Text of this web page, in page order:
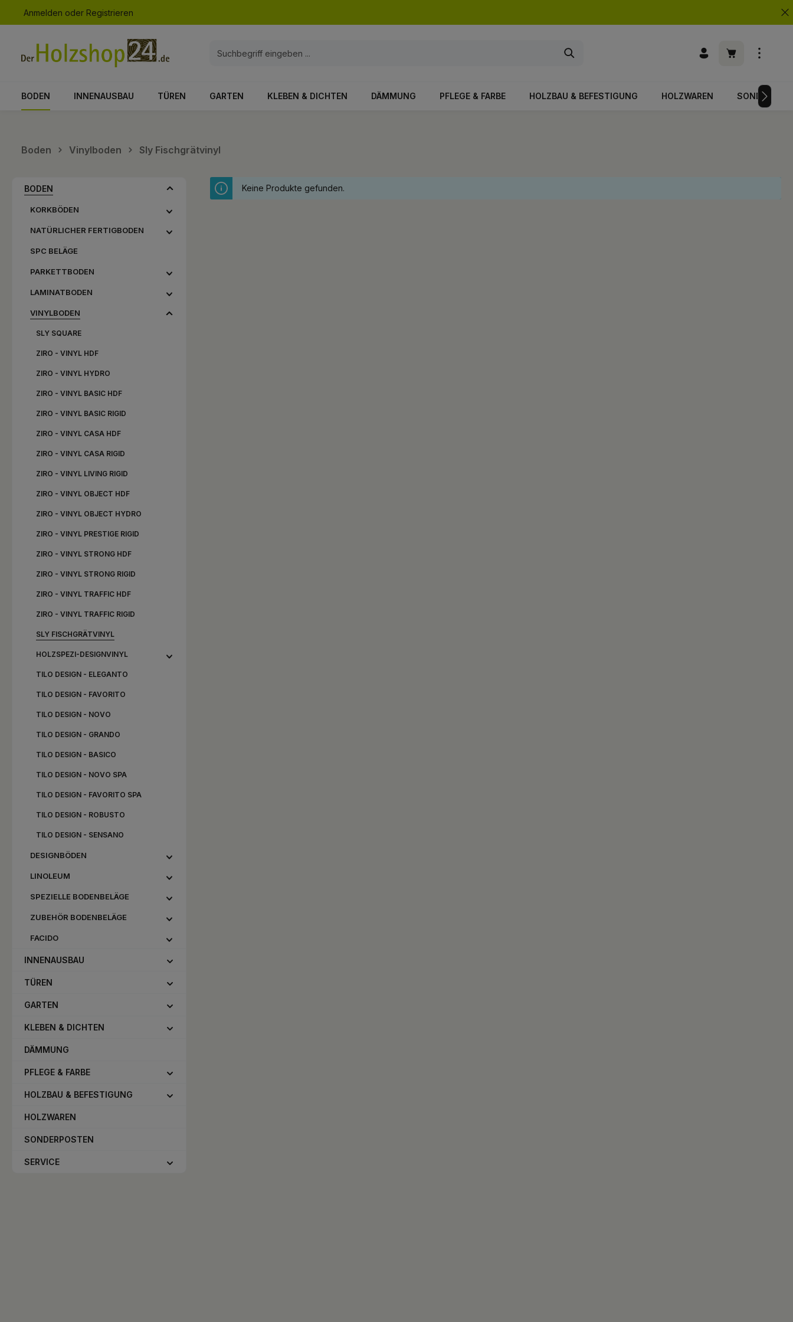
Zur Hauptnavigation springen
Anmelden oder Registrieren
Warenkorb
BODEN INNENAUSBAU TÜREN GARTEN KLEBEN & DICHTEN DÄMMUNG PFLEGE & FARBE HOLZBAU & BEFESTIGUNG HOLZWAREN
Boden Vinylboden Sly Fischgrätvinyl
BODEN
KORKBÖDEN
NATÜRLICHER FERTIGBODEN
SPC BELÄGE
PARKETTBODEN
LAMINATBODEN
VINYLBODEN
SLY SQUARE
ZIRO - VINYL HDF
ZIRO - VINYL HYDRO
ZIRO - VINYL BASIC HDF
ZIRO - VINYL BASIC RIGID
ZIRO - VINYL CASA HDF
ZIRO - VINYL CASA RIGID
ZIRO - VINYL LIVING RIGID
ZIRO - VINYL OBJECT HDF
ZIRO - VINYL OBJECT HYDRO
ZIRO - VINYL PRESTIGE RIGID
ZIRO - VINYL STRONG HDF
ZIRO - VINYL STRONG RIGID
ZIRO - VINYL TRAFFIC HDF
ZIRO - VINYL TRAFFIC RIGID
SLY FISCHGRÄTVINYL
HOLZSPEZI-DESIGNVINYL
TILO DESIGN - ELEGANTO
TILO DESIGN - FAVORITO
TILO DESIGN - NOVO
TILO DESIGN - GRANDO
TILO DESIGN - BASICO
TILO DESIGN - NOVO SPA
TILO DESIGN - FAVORITO SPA
TILO DESIGN - ROBUSTO
TILO DESIGN - SENSANO
DESIGNBÖDEN
LINOLEUM
SPEZIELLE BODENBELÄGE
ZUBEHÖR BODENBELÄGE
FACIDO
INNENAUSBAU
TÜREN
GARTEN
KLEBEN & DICHTEN
DÄMMUNG
PFLEGE & FARBE
HOLZBAU & BEFESTIGUNG
HOLZWAREN
SONDERPOSTEN
SERVICE
Keine Produkte gefunden.